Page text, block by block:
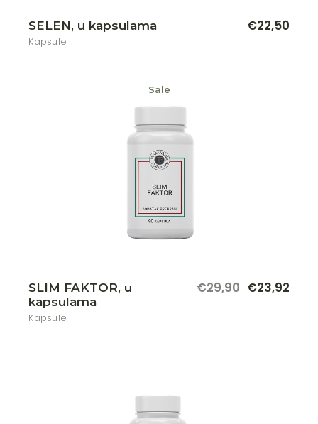
SELEN, u kapsulama
Kapsule
€22,50
Sale
SLIM FAKTOR, u
kapsulama
Kapsule
€29,90 €23,92